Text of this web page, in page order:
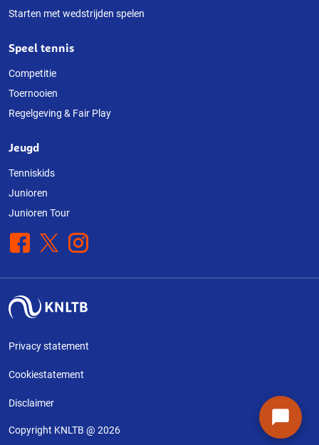
Starten met wedstrijden spelen
Speel tennis
Competitie
Toernooien
Regelgeving & Fair Play
Jeugd
Tenniskids
Junioren
Junioren Tour
Facebook
X Instagram
Privacy statement
Cookiestatement
Disclaimer
Copyright KNLTB @ 2026